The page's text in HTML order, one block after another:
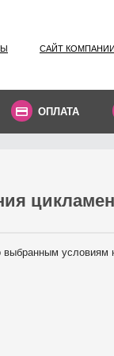
САЙТ КОМПАНИИ
ОПЛАТА